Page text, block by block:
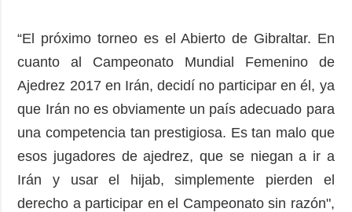
“El próximo torneo es el Abierto de Gibraltar. En
cuanto al Campeonato Mundial Femenino de
Ajedrez 2017 en Irán, decidí no participar en él, ya
que Irán no es obviamente un país adecuado para
una competencia tan prestigiosa. Es tan malo que
esos jugadores de ajedrez, que se niegan a ir a
Irán y usar el hijab, simplemente pierden el
derecho a participar en el Campeonato sin razón",